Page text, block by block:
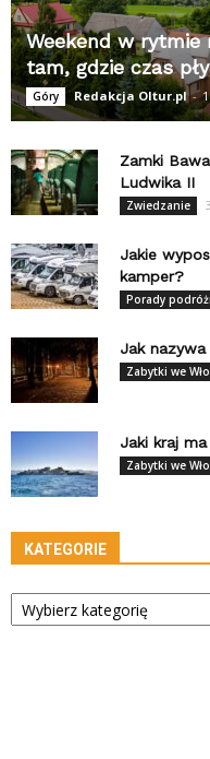
Weekend w rytmie
tam, gdzie czas
Góry Redakcja Oltur.pl -
Zamki
Ludwika II
Zwiedzanie
Jakie
kamper?
Porady
Jak
Zabytki we
Jaki kraj
Zabytki we
KATEGORIE
Kategorie